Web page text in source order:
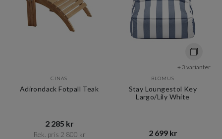
CINAS
Adirondack Fotpall Teak
2 285 kr​​
Rek. pris 2 800 kr​​
+ 3 varianter
BLOMUS
Stay Loungestol Key
Largo/Lily White
2 699 kr​​